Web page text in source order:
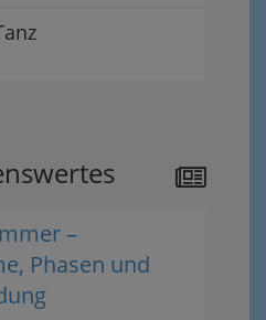
–
Phasen und